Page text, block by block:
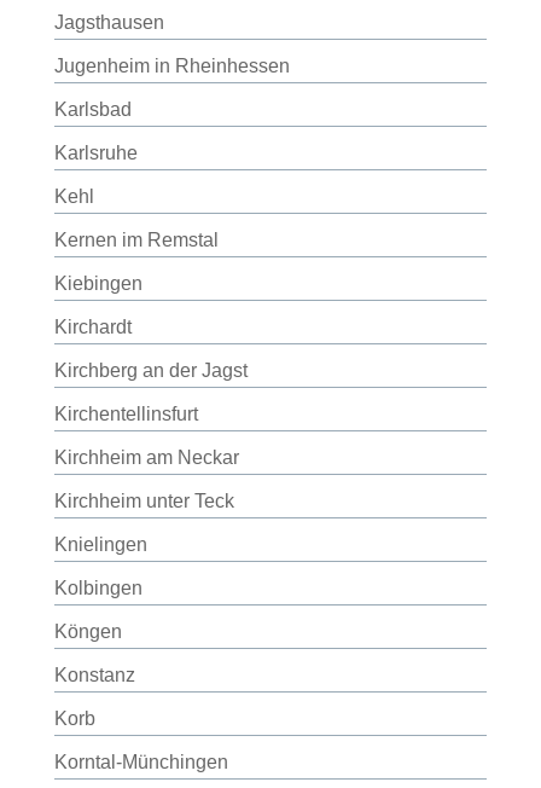
Jagsthausen
Jugenheim in Rheinhessen
Karlsbad
Karlsruhe
Kehl
Kernen im Remstal
Kiebingen
Kirchardt
Kirchberg an der Jagst
Kirchentellinsfurt
Kirchheim am Neckar
Kirchheim unter Teck
Knielingen
Kolbingen
Köngen
Konstanz
Korb
Korntal-Münchingen